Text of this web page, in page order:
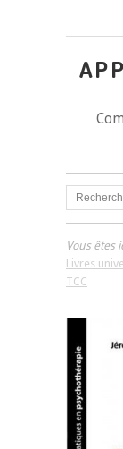
Vous êtes
Livres
TCC